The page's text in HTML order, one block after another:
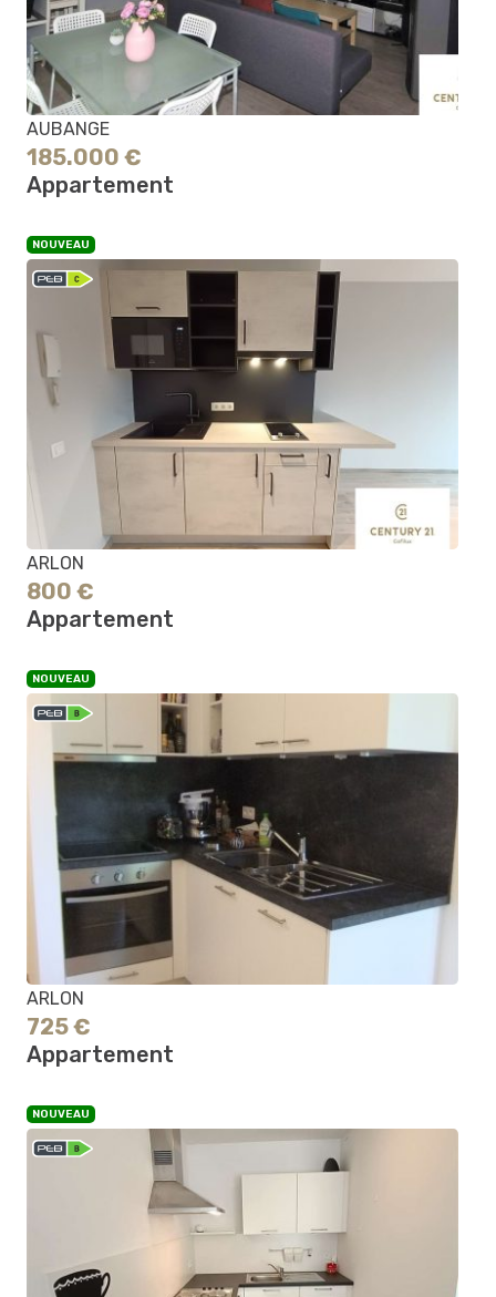
AUBANGE
185.000 €
Appartement
NOUVEAU
ARLON
800 €
Appartement
NOUVEAU
ARLON
725 €
Appartement
NOUVEAU